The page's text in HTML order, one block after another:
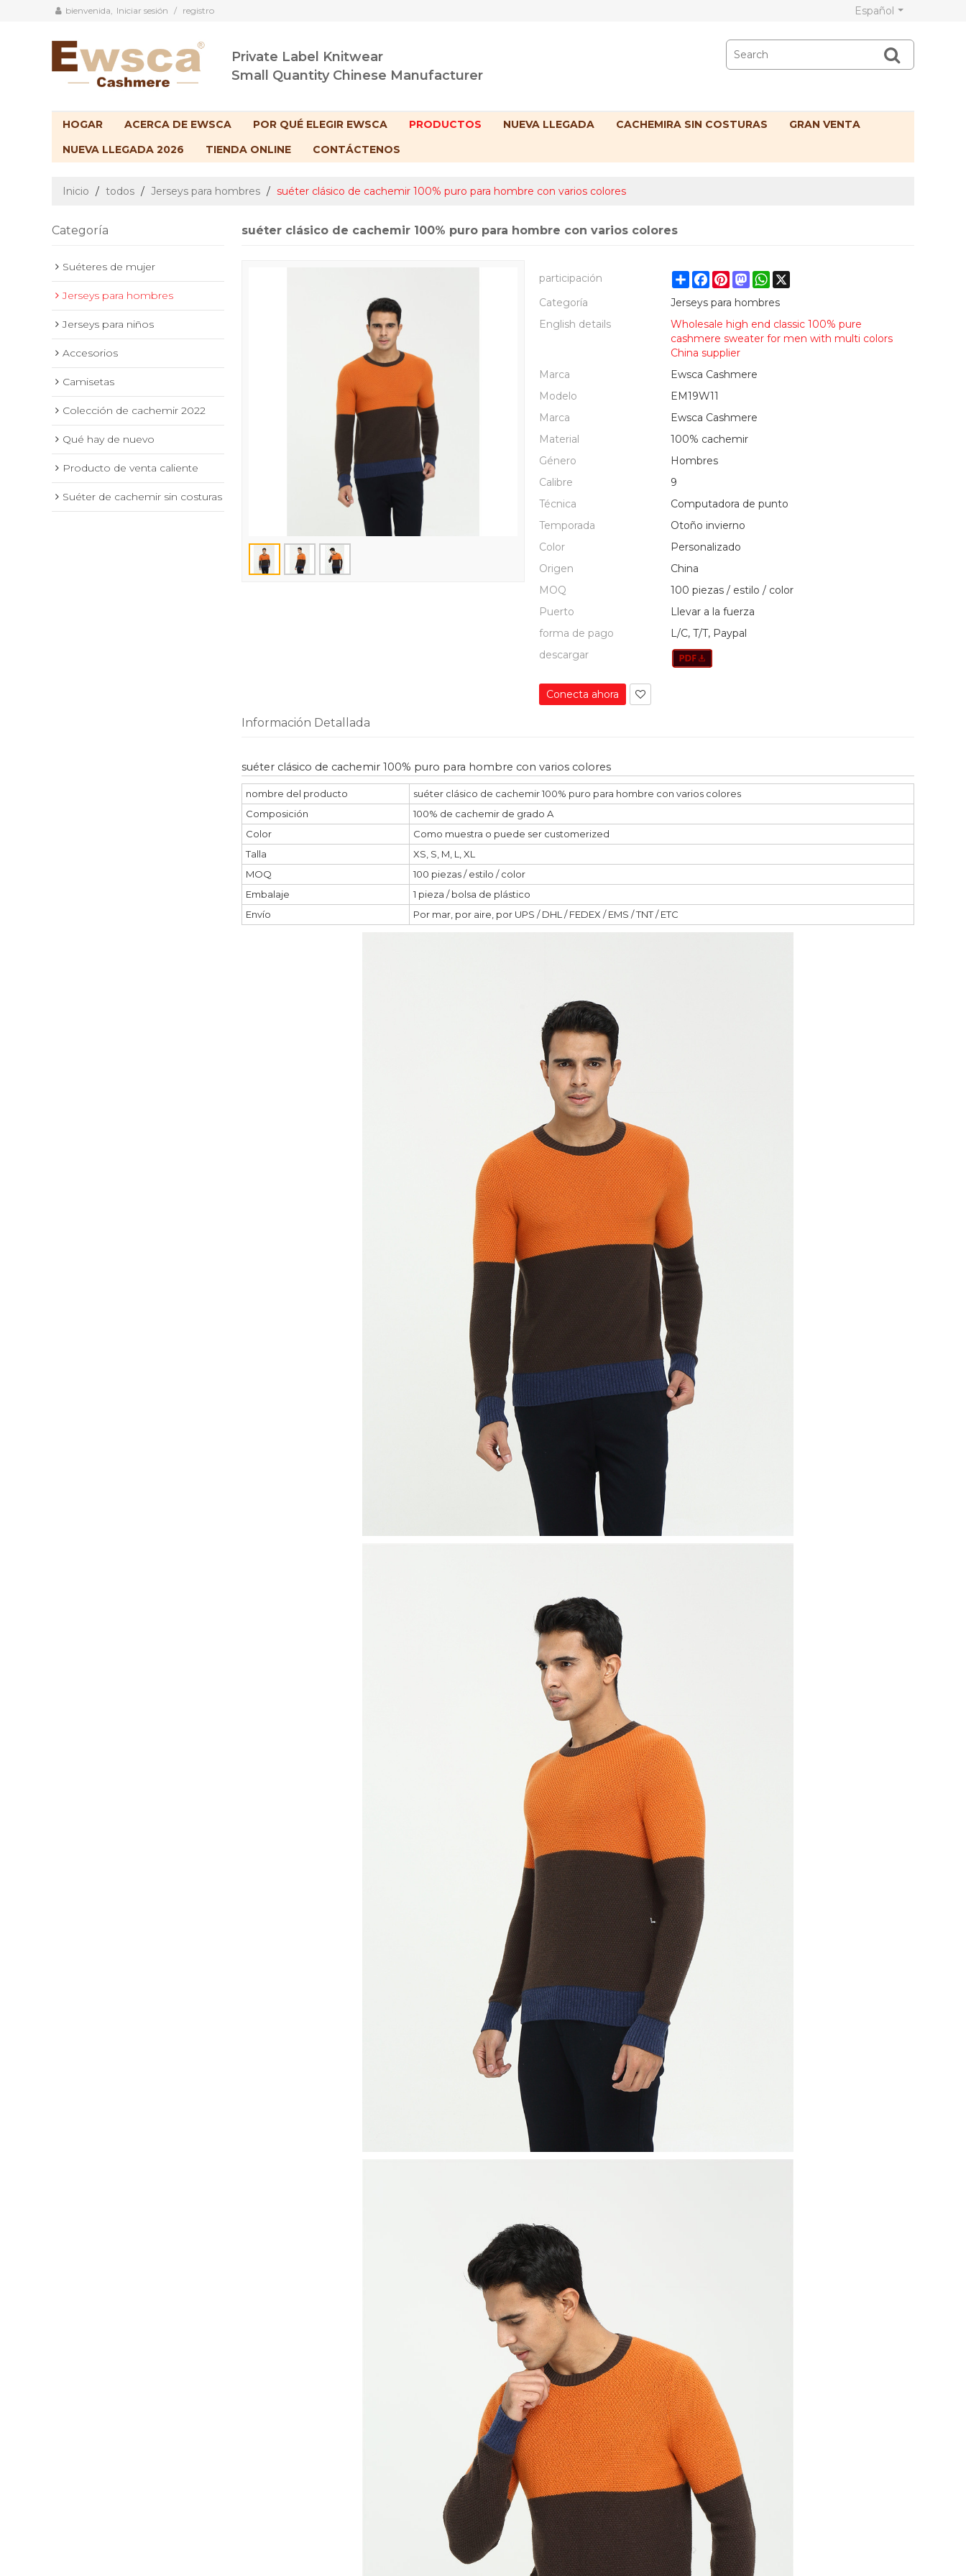
bienvenida, Iniciar sesión / registro Español
Private Label Knitwear
Small Quantity Chinese Manufacturer
HOGAR ACERCA DE EWSCA POR QUÉ ELEGIR EWSCA PRODUCTOS NUEVA LLEGADA CACHEMIRA SIN COSTURAS
GRAN VENTA
NUEVA LLEGADA 2026
TIENDA ONLINE CONTÁCTENOS
Inicio / todos / Jerseys para hombres / suéter clásico de cachemir 100% puro para hombre con varios colores
Categoría
Suéteres de mujer
Jerseys para hombres
Jerseys para niños
Accesorios
Camisetas
Colección de cachemir 2022
Qué hay de nuevo
Producto de venta caliente
Suéter de cachemir sin costuras
suéter clásico de cachemir 100% puro para hombre con varios colores
participación ShareFacebook
Pinterest
Mastodon
WhatsApp
X
Categoría
Jerseys para hombres
English details
Wholesale high end classic 100% pure
cashmere sweater for men with multi colors
China supplier
Marca
Ewsca Cashmere
Modelo
EM19W11
Marca
Ewsca Cashmere
Material
100% cachemir
Género
Hombres
Calibre
9
Técnica
Computadora de punto
Temporada
Otoño invierno
Color
Personalizado
Origen
China
MOQ
100 piezas / estilo / color
Puerto
Llevar a la fuerza
forma de pago
L/C, T/T, Paypal
descargar
Conecta ahora
Información Detallada
suéter clásico de cachemir 100% puro para hombre con varios colores
nombre del producto
suéter clásico de cachemir 100% puro para hombre con varios colores
Composición
100% de cachemir de grado A
Color
Como muestra o puede ser customerized
Talla
XS, S, M, L, XL
MOQ
100 piezas / estilo / color
Embalaje
1 pieza / bolsa de plástico
Envío
Por mar, por aire, por UPS / DHL / FEDEX / EMS / TNT / ETC